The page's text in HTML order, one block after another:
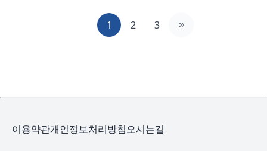
1 2 3
이용약관개인정보처리방침오시는길